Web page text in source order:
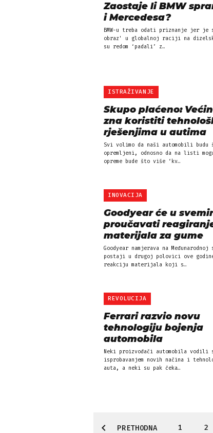
Zaostaje li BMW
i Mercedesa?
BMW-u treba odati priznanje jer je
obraz' u globalnoj raciji na
su redom ‘padali’ z…
ISTRAŽIVANJE
Skupo plaćeno:
zna koristiti
rješenjima u autima
Svi volimo da naši automobili budu
opremljeni, odnosno da na listi
opreme bude što više ‘kv…
INOVACIJA
Goodyear će u
proučavati
materijala za gume
Goodyear namjerava na Međunarodnoj
postaji u drugoj polovici ove
reakciju materijala koji s…
REVOLUCIJA
Ferrari razvio novu
tehnologiju bojenja
automobila
Neki proizvođači automobila vodili
isprobavanjem novih načina i
auta, a neki su pak čeka…
PRETHODNA 1 2